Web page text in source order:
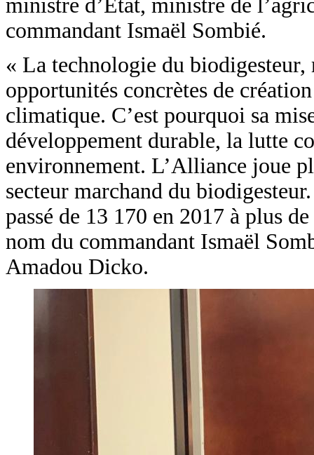
ministre d’État, ministre de
commandant Ismaël Sombié.
« La technologie du biodigesteur,
opportunités concrètes de
climatique. C’est pourquoi sa
développement durable, la lutte
environnement. L’Alliance joue
secteur marchand du
passé de 13 170 en 2017 à plus
nom du commandant Ismaël
Amadou Dicko.